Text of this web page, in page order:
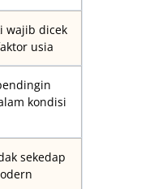
wajib dicek
usia
kondisi
sekedap